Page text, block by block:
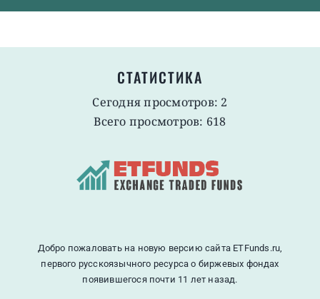
СТАТИСТИКА
Сегодня просмотров: 2
Всего просмотров: 618
Добро пожаловать на новую версию сайта ETFunds.ru,
первого русскоязычного ресурса о биржевых фондах
появившегося почти 11 лет назад.